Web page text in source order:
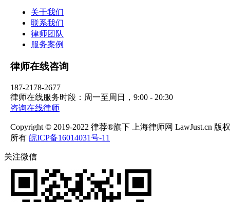
关于我们
联系我们
律师团队
服务案例
律师在线咨询
187-2178-2677
律师在线服务时段：周一至周日，9:00 - 20:30
咨询在线律师
Copyright © 2019-2022 律荐®旗下 上海律师网 LawJust.cn 版权
所有 皖ICP备16014031号-11
关注微信